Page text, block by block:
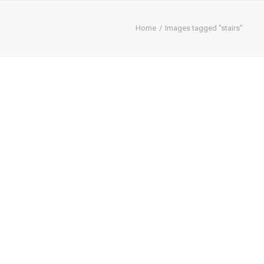
Home Images tagged "stairs"